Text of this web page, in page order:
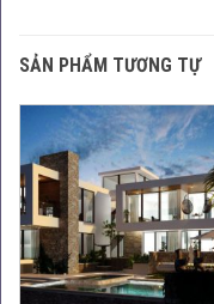
SẢN PHẨM TƯƠNG TỰ